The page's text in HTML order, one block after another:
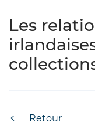
Les
Accueil